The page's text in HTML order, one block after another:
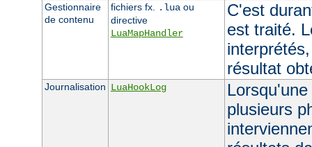
Gestionnaire
de contenu
fichiers fx. .lua ou
directive
LuaMapHandler
C'est
est traité.
résultat
Journalisation LuaHookLog
plusieurs